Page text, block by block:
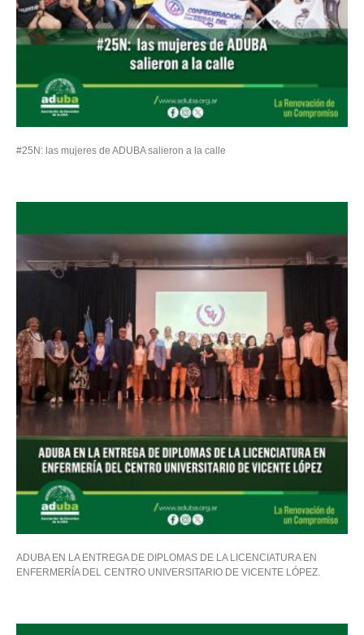
#25N: las mujeres de ADUBA salieron a la calle
ADUBA EN LA ENTREGA DE DIPLOMAS DE LA LICENCIATURA EN
ENFERMERÍA DEL CENTRO UNIVERSITARIO DE VICENTE LÓPEZ.